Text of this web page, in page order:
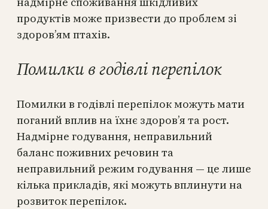
продуктів може призвести до проблем зі
здоров’ям птахів.
Помилки в годівлі перепілок
Помилки в годівлі перепілок можуть мати
поганий вплив на їхнє здоров’я та рост.
Надмірне годування, неправильний
баланс поживних речовин та
неправильний режим годування — це лише
кілька прикладів, які можуть вплинути на
розвиток перепілок.